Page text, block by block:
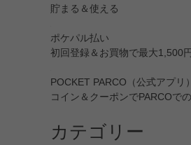
貯まる＆使える
ポケパル払い
初回登録＆お買物で最大1,500
POCKET PARCO（公式アプリ）
コイン＆クーポンでPARCOで
カテゴリー